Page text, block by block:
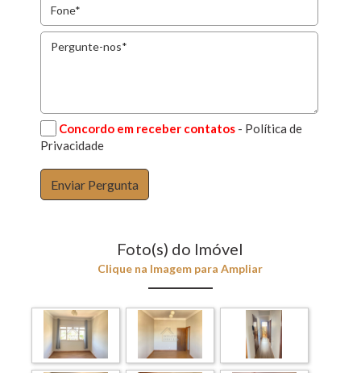
Concordo em receber contatos - Política de
Privacidade
Foto(s) do Imóvel
Clique na Imagem para Ampliar